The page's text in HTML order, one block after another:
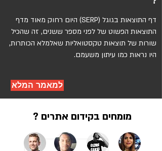
דף התוצאות בגוגל (SERP) היום רחוק מאוד מדף
התוצאות הפשוט של לפני מספר ששנים, זה שהכיל
שורות של תוצאות טקסטואליות שאלמלא הכותרות,
היו נראות כמו עיתון משעמם.
למאמר המלא
מומחים בקידום אתרים ?